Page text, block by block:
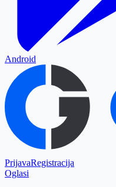
Android
PrijavaRegistracija
Oglasi